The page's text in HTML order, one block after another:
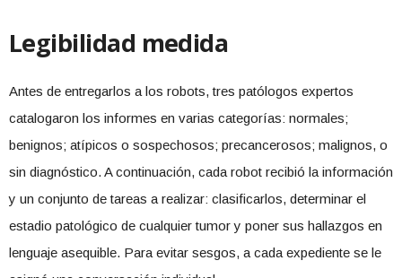
Legibilidad medida
Antes de entregarlos a los robots, tres patólogos expertos
catalogaron los informes en varias categorías: normales;
benignos; atípicos o sospechosos; precancerosos; malignos, o
sin diagnóstico. A continuación, cada robot recibió la información
y un conjunto de tareas a realizar: clasificarlos, determinar el
estadio patológico de cualquier tumor y poner sus hallazgos en
lenguaje asequible. Para evitar sesgos, a cada expediente se le